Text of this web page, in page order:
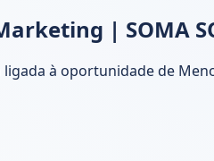
| SOMA
ligada à oportunidade de